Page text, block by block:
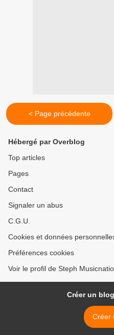
< Page précédente
Hébergé par Overblog
Top articles
Pages
Contact
Signaler un abus
C.G.U.
Cookies et données
Préférences cookies
Voir le profil de Steph
Créer un
Créer